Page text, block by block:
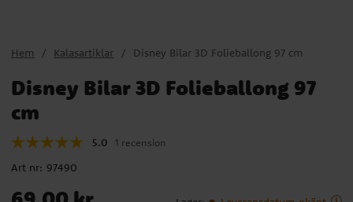
Hem Kalasartiklar Disney Bilar 3D Folieballong 97 cm
Disney Bilar 3D Folieballong 97
cm
5.0 1 recension
Art nr: 97490
Pris: 69,00 kr